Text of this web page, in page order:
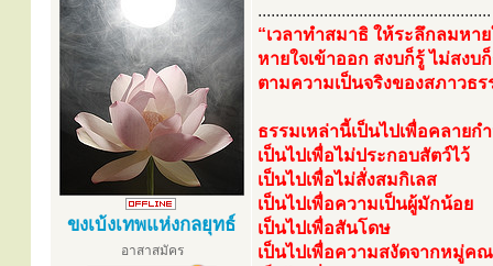
ขงเบ้งเทพแห่งกลยุทธ์
อาสาสมัคร
.....................................................
“เวลาทำสมาธิ ให้ระลึกลมหา
หายใจเข้าออก สงบก็รู้ ไม่สงบ
ตามความเป็นจริงของสภาวธ
ธรรมเหล่านี้เป็นไปเพื่อคลายก
เป็นไปเพื่อไม่ประกอบสัตว์ไว้
เป็นไปเพื่อไม่สั่งสมกิเลส
เป็นไปเพื่อความเป็นผู้มักน้อย
เป็นไปเพื่อสันโดษ
เป็นไปเพื่อความสงัดจากหมู่ค